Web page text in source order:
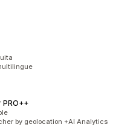
PRO++
by geolocation +AI Analytics